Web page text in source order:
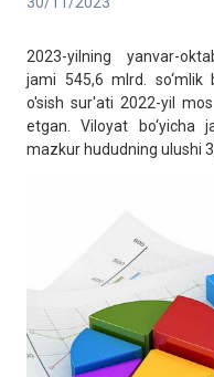
2023-yilning yanvar-
jami 545,6 mlrd. so‘mlik
o'sish sur'ati 2022-yil
etgan. Viloyat bo‘yicha
mazkur hududning ulushi